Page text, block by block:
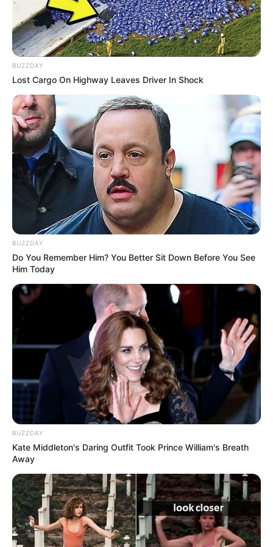
X - @AlcaldiaChia
Leonardo Donoso, alcalde de Chía.
Anthonny José Galindo Florian
Mayo 16, 2025
COMPARTIR
UNIRSE AL CANAL DE WHATSAPP
La Procuraduría General de la Nación tomó la decisión de
archivar el proceso disciplinario contra el alcalde de
Chía, Leonardo Donoso,y revocar las decisiones emitidas
en dos fallos anteriores. En dichas resoluciones se había
ordenado su destitución y se había establecido una
inhabilidad por nueve años, como resultado de la revisión
de un proceso contractual relacionado con la licitación
del alumbrado público en 2018.
La decisión se tomó luego de concluir que no se cumplían
los elementos necesarios para mantener las sanciones
impuestas. Además, el despacho del Procurador señaló
que,tras revisar el caso, se identificaron fallas en el
análisis jurídico de las conductas atribuidas.Según la
entidad, no se demostró una falta sustancial por parte de
BUZZDAY
Lost Cargo On Highway Leaves Driver In Shock
BUZZDAY
Do You Remember Him? You Better Sit Down Before You See
Him Today
BUZZDAY
Kate Middleton's Daring Outfit Took Prince William's Breath
Away